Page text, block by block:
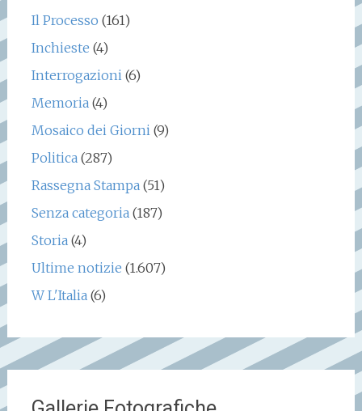
Il Processo (161)
Inchieste (4)
Interrogazioni(6)
Memoria(4)
Mosaico dei Giorni(9)
Politica(287)
Rassegna Stampa(51)
Senza categoria(187)
Storia(4)
Ultime notizie (1.607)
W L'Italia(6)